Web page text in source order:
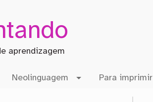
aprendizagem
Neolinguagem Para imprimir